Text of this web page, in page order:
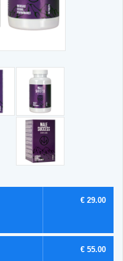
€ 29.00
€ 55.00